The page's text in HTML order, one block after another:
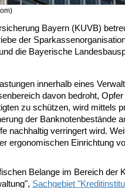
Bayern (KUVB)
der
die Bayerische
innerhalb eines
davon bedroht,
zu schützen, wird mittels
der Banknotenbestände
nachhaltig verringert wird.
ergonomischen Einrichtung
Belange im Bereich der
Sachgebiet